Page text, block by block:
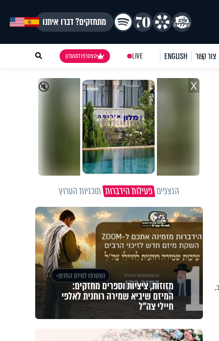
מתחזקים? דברו איתנו
צור קשר ENGLISH
LIVE הצטרפו למועדון
🔇 X
הנצפיםפעילות הידברותתוכניות הערוץ
1 מזוזות, ציציות וספרים מחזקים:
המיזם שיביא שמירה רוחנית לאלפי
חיילי צה"ל